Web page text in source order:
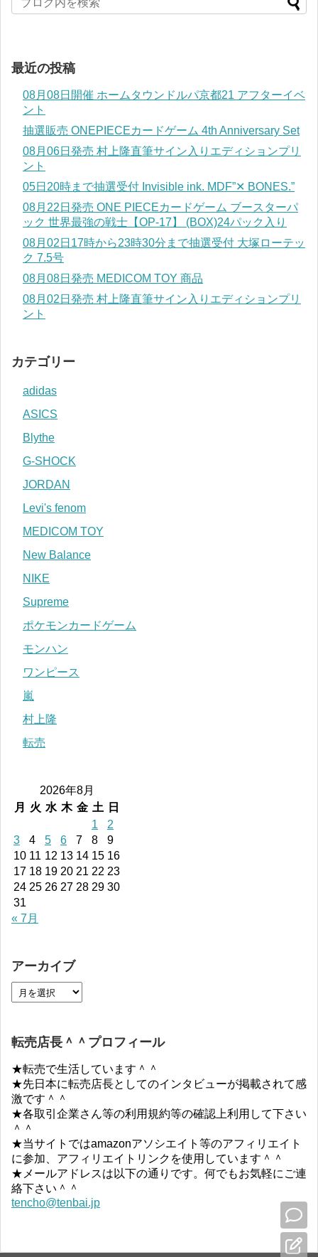
最近の投稿
08月08日開催 ホームタウンドルパ京都21 アフターイベ
ント
抽選販売 ONEPIECEカードゲーム 4th Anniversary Set
08月06日発売 村上隆直筆サイン入りエディションプリ
ント
05日20時まで抽選受付 Invisible ink. MDF”✕ BONES.”
08月22日発売 ONE PIECEカードゲーム ブースターパ
ック 世界最強の戦士【OP-17】 (BOX)24パック入り
08月02日17時から23時30分まで抽選受付 大塚ローテッ
ク 7.5号
08月08日発売 MEDICOM TOY 商品
08月02日発売 村上隆直筆サイン入りエディションプリ
ント
カテゴリー
adidas
ASICS
Blythe
G-SHOCK
JORDAN
Levi's fenom
MEDICOM TOY
New Balance
NIKE
Supreme
ポケモンカードゲーム
モンハン
ワンピース
嵐
村上隆
転売
2026年8月
月
火 水 木 金 土
日
1
2
3
4 5 6 7 8
9
10 11 12 13 14 15 16
17 18 19 20 21 22 23
24 25 26 27 28 29 30
31
« 7月
アーカイブ
転売店長＾＾プロフィール
★転売で生活しています＾＾
★先日本に転売店長としてのインタビューが掲載されて感
激です＾＾
★各取引企業さん等の利用規約等の確認上利用して下さい
＾＾
★当サイトではamazonアソシエイト等のアフィリエイト
に参加、アフィリエイトリンクを使用しています＾＾
★メールアドレスは以下の通りです。何でもお気軽にご連
絡下さい＾＾
tencho@tenbai.jp